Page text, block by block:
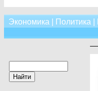
Экономика Политика